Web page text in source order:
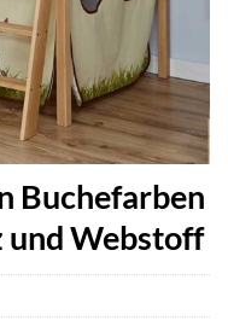
Buchefarben
und Webstoff